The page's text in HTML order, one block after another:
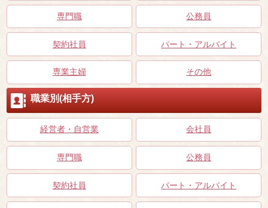
専門職 公務員
契約社員 パート・アルバイト
専業主婦 その他
職業別(相手方)
経営者・自営業 会社員
専門職 公務員
契約社員 パート・アルバイト